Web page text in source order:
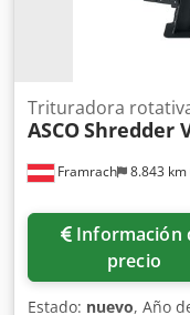
Framrach 8.843 km
Trituradora
ASCOShredder
Información de
precio
Estado: nuevo, Año